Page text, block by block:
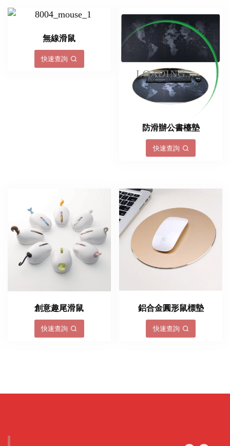
LOADING...
無線滑鼠
快速查詢
防滑辦公書檯墊
快速查詢
創意趣尾滑鼠
快速查詢
鋁合金圓形鼠標墊
快速查詢